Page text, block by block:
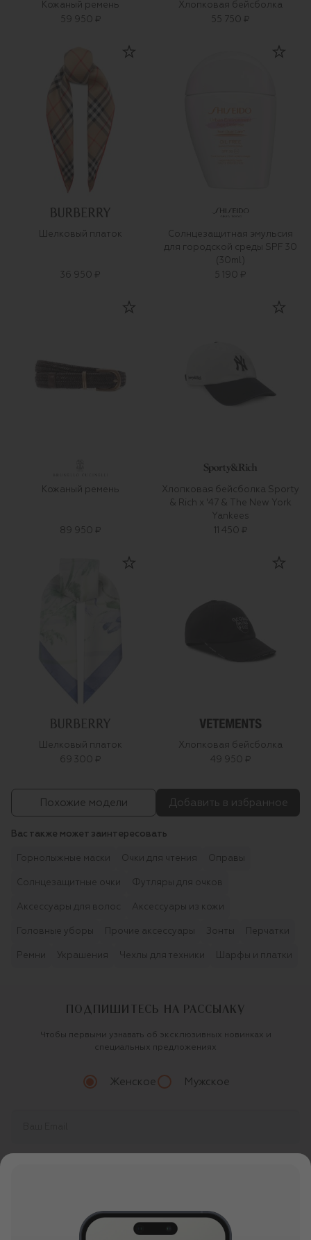
Кожаный ремень
59 950 ₽
Хлопковая бейсболка
55 750 ₽
Шелковый платок
36 950 ₽
Солнцезащитная эмульсия
для городской среды SPF 30
(30ml)
5 190 ₽
Кожаный ремень
89 950 ₽
Хлопковая бейсболка Sporty
& Rich x '47 & The New York
Yankees
11 450 ₽
Шелковый платок
69 300 ₽
Хлопковая бейсболка
49 950 ₽
Похожие модели Добавить в избранное
Вас также может заинтересовать
Горнолыжные маски Очки для чтения Оправы
Солнцезащитные очки Футляры для очков
Аксессуары для волос Аксессуары из кожи
Головные уборы Прочие аксессуары Зонты Перчатки
Ремни Украшения Чехлы для техники Шарфы и платки
ПОДПИШИТЕСЬ НА РАССЫЛКУ
Чтобы первыми узнавать об эксклюзивных новинках и
специальных предложениях
Женское Мужское
О ЦУМ